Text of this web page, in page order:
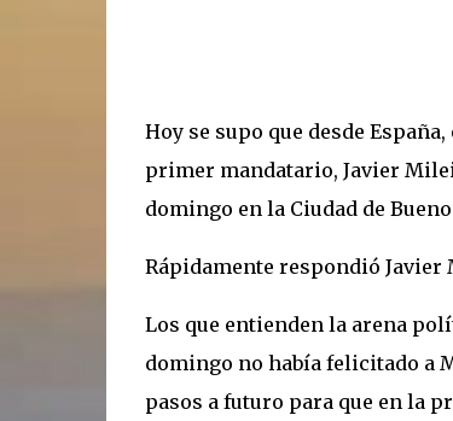
Hoy se supo que desde
primer mandatario, Javier
domingo en la Ciudad de
Rápidamente respondió Javier
Los que entienden la arena
domingo no había felicitado a
pasos a futuro para que en la